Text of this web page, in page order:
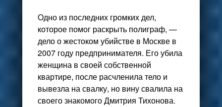
Одно из последних громких дел,
которое помог раскрыть полиграф, —
дело о жестоком убийстве в Москве в
2007 году предпринимателя. Его убила
женщина в своей собственной
квартире, после расчленила тело и
вывезла на свалку, но вину свалила на
своего знакомого Дмитрия Тихонова.